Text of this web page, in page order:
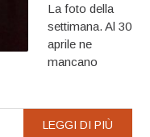
La foto della
settimana. Al 30
aprile ne
mancano
LEGGI DI PIÙ